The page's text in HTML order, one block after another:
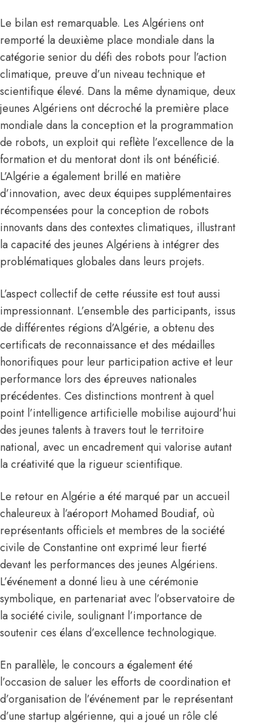
Le bilan est remarquable. Les Algériens ont
remporté la deuxième place mondiale dans la
catégorie senior du défi des robots pour l’action
climatique, preuve d’un niveau technique et
scientifique élevé. Dans la même dynamique, deux
jeunes Algériens ont décroché la première place
mondiale dans la conception et la programmation
de robots, un exploit qui reflète l’excellence de la
formation et du mentorat dont ils ont bénéficié.
L’Algérie a également brillé en matière
d’innovation, avec deux équipes supplémentaires
récompensées pour la conception de robots
innovants dans des contextes climatiques, illustrant
la capacité des jeunes Algériens à intégrer des
problématiques globales dans leurs projets.
L’aspect collectif de cette réussite est tout aussi
impressionnant. L’ensemble des participants, issus
de différentes régions d’Algérie, a obtenu des
certificats de reconnaissance et des médailles
honorifiques pour leur participation active et leur
performance lors des épreuves nationales
précédentes. Ces distinctions montrent à quel
point l’intelligence artificielle mobilise aujourd’hui
des jeunes talents à travers tout le territoire
national, avec un encadrement qui valorise autant
la créativité que la rigueur scientifique.
Le retour en Algérie a été marqué par un accueil
chaleureux à l’aéroport Mohamed Boudiaf, où
représentants officiels et membres de la société
civile de Constantine ont exprimé leur fierté
devant les performances des jeunes Algériens.
L’événement a donné lieu à une cérémonie
symbolique, en partenariat avec l’observatoire de
la société civile, soulignant l’importance de
soutenir ces élans d’excellence technologique.
En parallèle, le concours a également été
l’occasion de saluer les efforts de coordination et
d’organisation de l’événement par le représentant
d’une startup algérienne, qui a joué un rôle clé